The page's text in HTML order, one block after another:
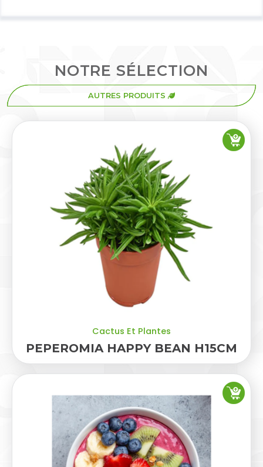
NOTRE SÉLECTION
AUTRES PRODUITS
Cactus Et Plantes
PEPEROMIA HAPPY BEAN H15CM